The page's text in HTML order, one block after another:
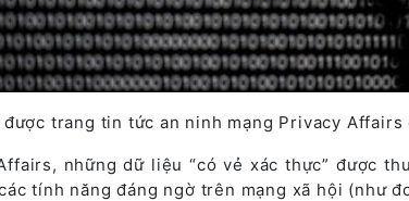
trang tin tức an ninh mạng Privacy Affairs
những dữ liệu “có vẻ xác thực” được
tính năng đáng ngờ trên mạng xã hội (như